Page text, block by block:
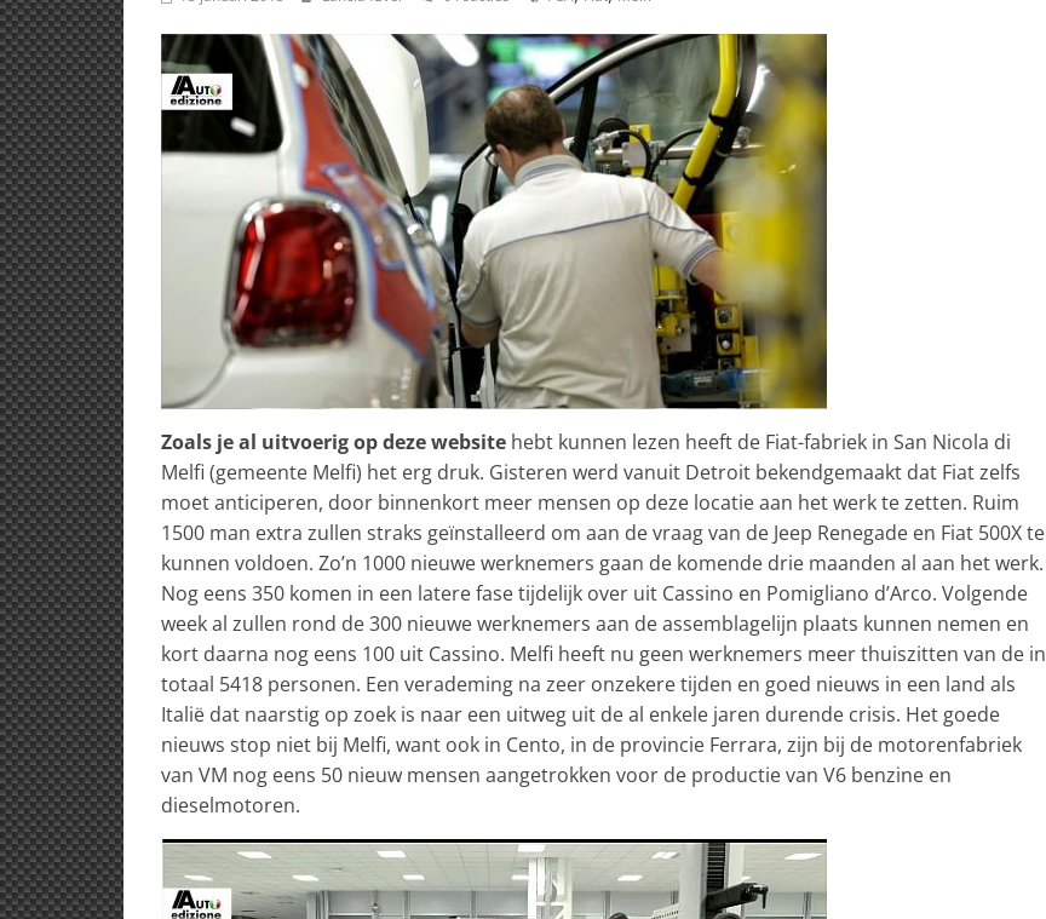
Zoals je al uitvoerig op deze website hebt kunnen lezen heeft de Fiat-fabriek in San Nicola di
Melfi (gemeente Melfi) het erg druk. Gisteren werd vanuit Detroit bekendgemaakt dat Fiat zelfs
moet anticiperen, door binnenkort meer mensen op deze locatie aan het werk te zetten. Ruim
1500 man extra zullen straks geïnstalleerd om aan de vraag van de Jeep Renegade en Fiat 500X te
kunnen voldoen. Zo’n 1000 nieuwe werknemers gaan de komende drie maanden al aan het werk.
Nog eens 350 komen in een latere fase tijdelijk over uit Cassino en Pomigliano d’Arco. Volgende
week al zullen rond de 300 nieuwe werknemers aan de assemblagelijn plaats kunnen nemen en
kort daarna nog eens 100 uit Cassino. Melfi heeft nu geen werknemers meer thuiszitten van de in
totaal 5418 personen. Een verademing na zeer onzekere tijden en goed nieuws in een land als
Italië dat naarstig op zoek is naar een uitweg uit de al enkele jaren durende crisis. Het goede
nieuws stop niet bij Melfi, want ook in Cento, in de provincie Ferrara, zijn bij de motorenfabriek
van VM nog eens 50 nieuw mensen aangetrokken voor de productie van V6 benzine en
dieselmotoren.